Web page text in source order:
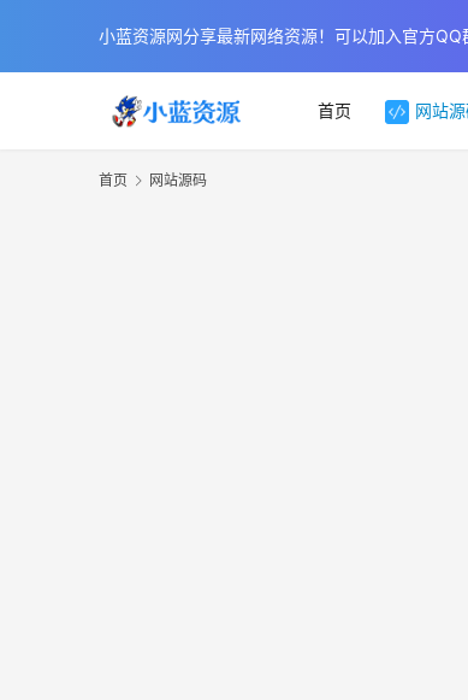
小蓝资源网分享最新网络资源！可以加入官方
首页 网站
首页 网站源码